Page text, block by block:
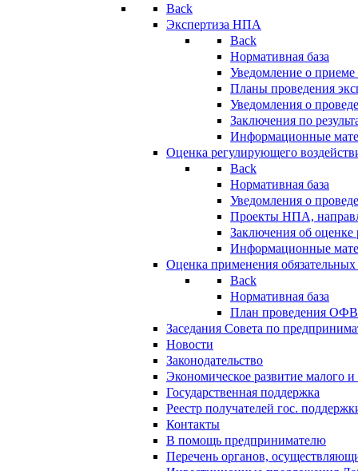
Back
Экспертиза НПА
Back
Нормативная база
Уведомление о
Планы проведения
Уведомления о
Заключения по
Информационные
Оценка регулирующего
Back
Нормативная база
Уведомления о
Проекты НПА,
Заключения об
Информационные
Оценка применения
Back
Нормативная база
План проведения
Заседания Совета по
Новости
Законодательство
Экономическое развитие малого и
Государственная поддержка
Реестр получателей гос.
Контакты
В помощь предпринимателю
Перечень органов,